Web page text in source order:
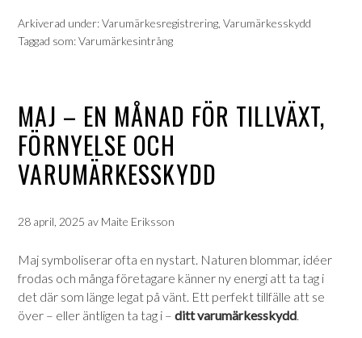
Arkiverad under:Varumärkesregistrering ,Varumärkesskydd
Taggad som:Varumärkesintrång
MAJ – EN MÅNAD FÖR TILLVÄXT,
FÖRNYELSE OCH
VARUMÄRKESSKYDD
28 april, 2025 av Maite Eriksson
Maj symboliserar ofta en nystart. Naturen blommar, idéer
frodas och många företagare känner ny energi att ta tag i
det där som länge legat på vänt. Ett perfekt tillfälle att se
över – eller äntligen ta tag i –ditt varumärkesskydd.